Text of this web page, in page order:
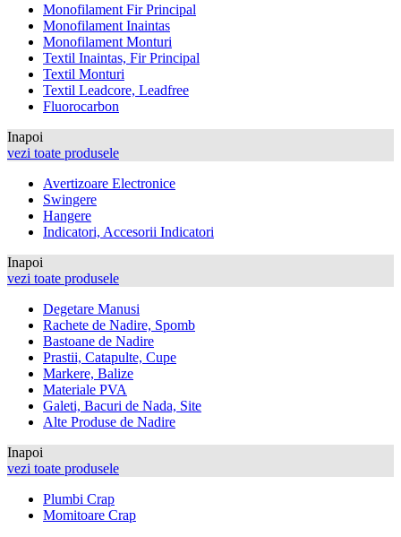
Monofilament Fir Principal
Monofilament Inaintas
Monofilament Monturi
Textil Inaintas, Fir Principal
Textil Monturi
Textil Leadcore, Leadfree
Fluorocarbon
Inapoi
vezi toate produsele
Avertizoare Electronice
Swingere
Hangere
Indicatori, Accesorii Indicatori
Inapoi
vezi toate produsele
Degetare Manusi
Rachete de Nadire, Spomb
Bastoane de Nadire
Prastii, Catapulte, Cupe
Markere, Balize
Materiale PVA
Galeti, Bacuri de Nada, Site
Alte Produse de Nadire
Inapoi
vezi toate produsele
Plumbi Crap
Momitoare Crap